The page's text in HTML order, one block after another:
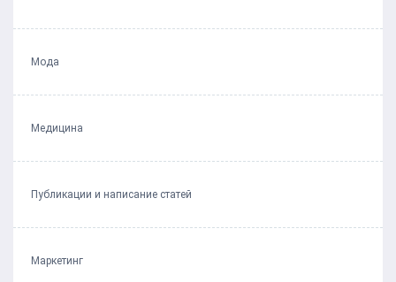
Мода
Медицина
Публикации и написание статей
Маркетинг